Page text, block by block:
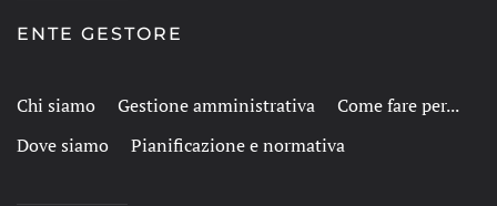
ENTE GESTORE
Chi siamo Gestione amministrativa
Come fare per...
Dove siamo
Pianificazione e normativa